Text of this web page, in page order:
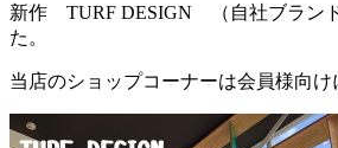
新作 TURF DESIGN （自社ブラン
た。
当店のショップコーナーは会員様向け